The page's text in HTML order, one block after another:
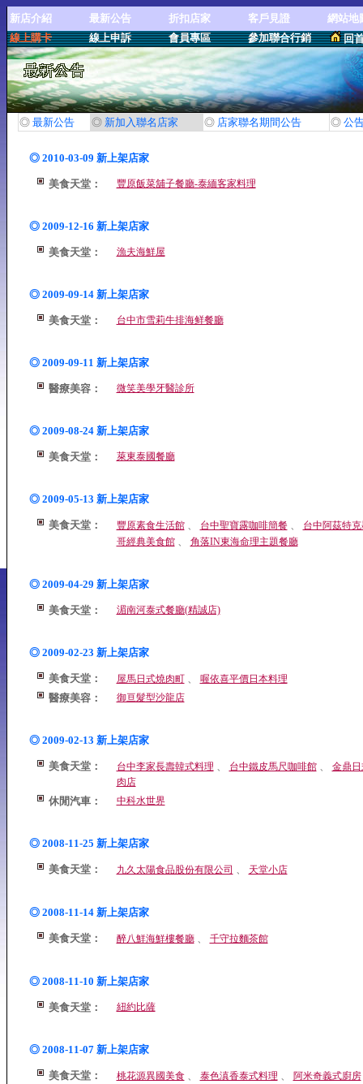
新店介紹 最新公告 折扣店家 客戶見證
網站地
線上購卡
線上申訴 會員專區 參加聯合行銷 回
◎ 最新公告 ◎ 新加入聯名店家 ◎ 店家聯名期間公告 ◎ 公
◎ 2010-03-09 新上架店家
美食天堂： 豐原飯菜舖子餐廳-泰緬客家料理
◎ 2009-12-16 新上架店家
美食天堂： 漁夫海鮮屋
◎ 2009-09-14 新上架店家
美食天堂： 台中市雪莉牛排海鲜餐廳
◎ 2009-09-11 新上架店家
醫療美容： 微笑美學牙醫診所
◎ 2009-08-24 新上架店家
美食天堂： 萊東泰國餐廳
◎ 2009-05-13 新上架店家
美食天堂： 豐原素食生活館、 台中聖寶露咖啡簡餐、
台中阿茲特
哥經典美食館、 角落IN東海命理主題餐廳
◎ 2009-04-29 新上架店家
美食天堂： 湄南河泰式餐廳(精誠店)
◎ 2009-02-23 新上架店家
美食天堂： 屋馬日式燒肉町、 喔依喜平價日本料理
醫療美容： 御亘髮型沙龍店
◎ 2009-02-13 新上架店家
美食天堂： 台中李家長壽韓式料理 、 台中鐵皮馬尺咖啡館、 金鼎
肉店
休閒汽車： 中科水世界
◎ 2008-11-25 新上架店家
美食天堂： 九久太陽食品股份有限公司 、 天堂小店
◎ 2008-11-14 新上架店家
美食天堂： 醉八鮮海鮮樓餐廳、 千守拉麵茶館
◎ 2008-11-10 新上架店家
美食天堂： 紐約比薩
◎ 2008-11-07 新上架店家
美食天堂： 桃花源異國美食、 泰色滇香泰式料理 、 阿米奇義式廚房